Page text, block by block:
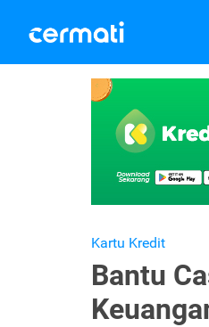
Kartu Kredit
Bantu